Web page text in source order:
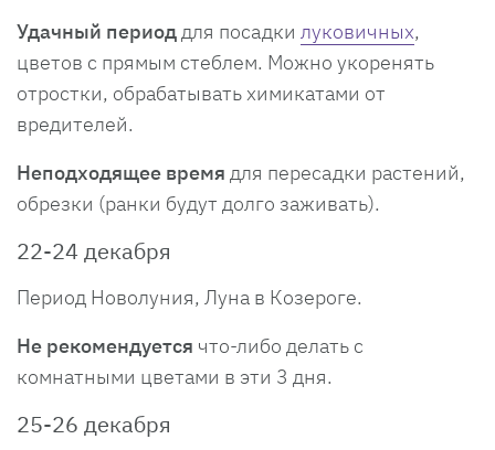
Удачный периоддля посадки луковичных,
цветов с прямым стеблем. Можно укоренять
отростки, обрабатывать химикатами от
вредителей.
Неподходящее время для пересадки растений,
обрезки (ранки будут долго заживать).
22-24 декабря
Период Новолуния, Луна в Козероге.
Не рекомендуется что-либо делать с
комнатными цветами в эти 3 дня.
25-26 декабря